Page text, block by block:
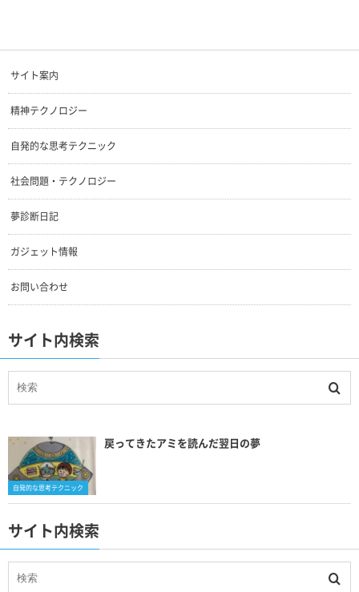
サイト案内
精神テクノロジー
自発的な思考テクニック
社会問題・テクノロジー
夢診断日記
ガジェット情報
お問い合わせ
サイト内検索
自発的な思考テクニック
戻ってきたアミを読んだ翌日の夢
サイト内検索